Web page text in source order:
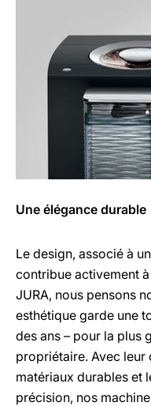
Une élégance durable
Le design, associé à
contribue activement
JURA, nous pensons
esthétique garde une
des ans – pour la plus
propriétaire. Avec leur
matériaux durables et
précision, nos